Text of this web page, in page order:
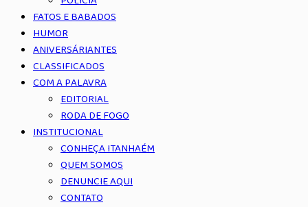
FATOS E BABADOS
HUMOR
ANIVERSÁRIANTES
CLASSIFICADOS
COM A PALAVRA
EDITORIAL
RODA DE FOGO
INSTITUCIONAL
CONHEÇA ITANHAÉM
QUEM SOMOS
DENUNCIE AQUI
CONTATO